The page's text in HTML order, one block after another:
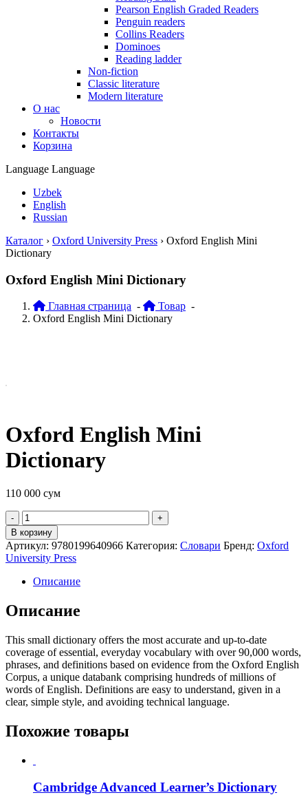
Pearson English Graded Readers
Penguin readers
Collins Readers
Dominoes
Reading ladder
Non-fiction
Classic literature
Modern literature
О нас
Новости
Контакты
Корзина
Language Language
Uzbek
English
Russian
Каталог › Oxford University Press › Oxford English Mini
Dictionary
Oxford English Mini Dictionary
Главная страница - Товар -
Oxford English Mini Dictionary
Oxford English Mini
Dictionary
110 000 сум
Quantity
В корзину
Артикул: 9780199640966 Категория: Словари Бренд: Oxford
University Press
Описание
Описание
This small dictionary offers the most accurate and up-to-date
coverage of essential, everyday vocabulary with over 90,000 words,
phrases, and definitions based on evidence from the Oxford English
Corpus, a unique databank comprising hundreds of millions of
words of English. Definitions are easy to understand, given in a
clear, simple style, and avoiding technical language.
Похожие товары
Cambridge Advanced Learner’s Dictionary